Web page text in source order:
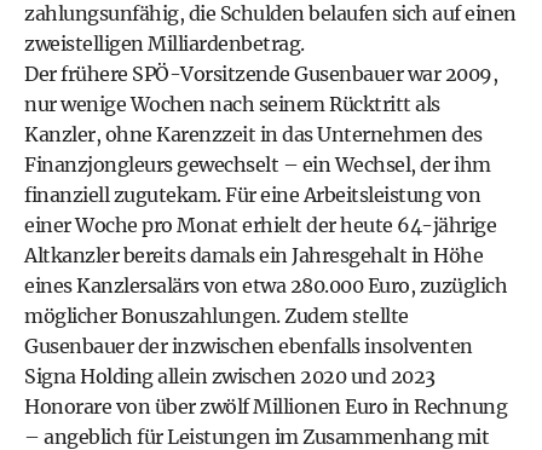
zahlungsunfähig, die Schulden belaufen sich auf einen
zweistelligen Milliardenbetrag.
Der frühere SPÖ-Vorsitzende Gusenbauer war 2009,
nur wenige Wochen nach seinem Rücktritt als
Kanzler, ohne Karenzzeit in das Unternehmen des
Finanzjongleurs gewechselt – ein Wechsel, der ihm
finanziell zugutekam. Für eine Arbeitsleistung von
einer Woche pro Monat erhielt der heute 64-jährige
Altkanzler bereits damals ein Jahresgehalt in Höhe
eines Kanzlersalärs von etwa 280.000 Euro, zuzüglich
möglicher Bonuszahlungen. Zudem stellte
Gusenbauer der inzwischen ebenfalls insolventen
Signa Holding allein zwischen 2020 und 2023
Honorare von über zwölf Millionen Euro in Rechnung
– angeblich für Leistungen im Zusammenhang mit